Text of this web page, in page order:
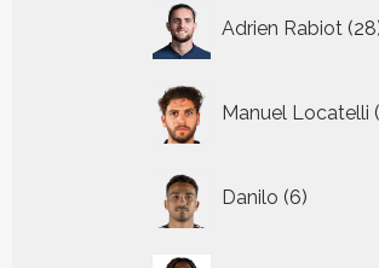
Adrien Rabiot 28
Manuel Locatelli
Danilo 6